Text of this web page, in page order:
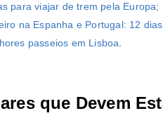
para viajar de trem pela Europa;
na Espanha e Portugal: 12 dias
passeios em Lisboa
que Devem